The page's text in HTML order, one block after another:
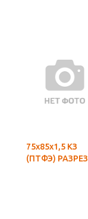
75х85х1,5 КЗ
(ПТФЭ) РАЗРЕЗ